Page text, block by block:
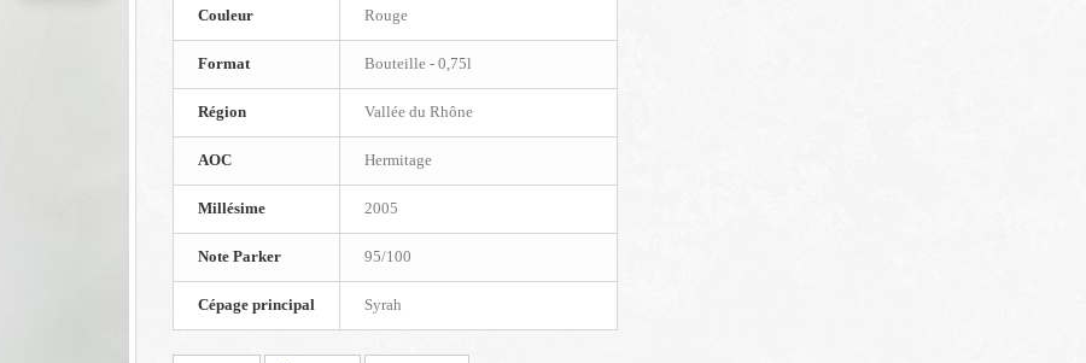
Couleur Rouge
Format Bouteille - 0,75l
Région Vallée du Rhône
AOC Hermitage
Millésime 2005
Note Parker 95/100
Cépage principal Syrah